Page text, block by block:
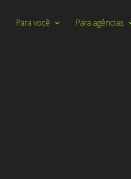
Para você Para agências